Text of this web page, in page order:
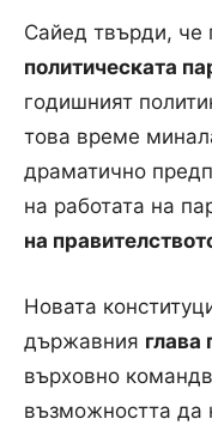
Сайед твърди, че
политическата
годишният
това време
драматично
на работата на
на
Новата
държавния глава
върховно
възможността да